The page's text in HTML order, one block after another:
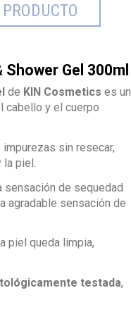
Gel 300ml
de KIN Cosmetics es un
cabello y el cuerpo
sin resecar,
piel.
sensación de sequedad
agradable sensación de
piel queda limpia,
testada,